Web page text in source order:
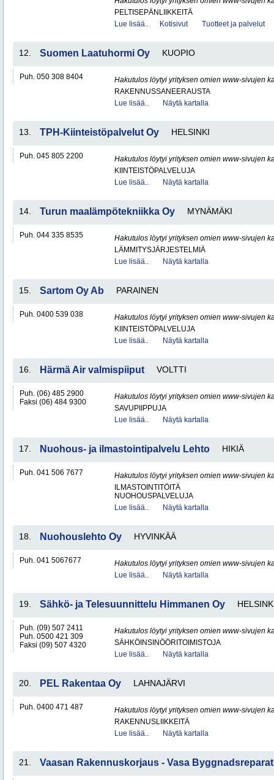
PELTISEPÄNLIIKKEITÄ
Lue lisää..
Kotisivut Tuotteet ja palvelut
12. Suomen Laatuhormi Oy KUOPIO
Puh. 050 308 8404
Hakutulos löytyi yrityksen omien www-sivujen
RAKENNUSSANEERAUSTA
Lue lisää..
Näytä kartalla
13. TPH-Kiinteistöpalvelut Oy HELSINKI
Puh. 045 805 2200
Hakutulos löytyi yrityksen omien www-sivujen
KIINTEISTÖPALVELUJA
Lue lisää..
Näytä kartalla
14. Turun maalämpötekniikka Oy MYNÄMÄKI
Puh. 044 335 8535
Hakutulos löytyi yrityksen omien www-sivujen
LÄMMITYSJÄRJESTELMIÄ
Lue lisää..
Näytä kartalla
15. Sartom Oy Ab PARAINEN
Puh. 0400 539 038
Hakutulos löytyi yrityksen omien www-sivujen
KIINTEISTÖPALVELUJA
Lue lisää..
Näytä kartalla
16. Härmä Air valmispiiput VOLTTI
Puh. (06) 485 2900
Faksi (06) 484 9300
Hakutulos löytyi yrityksen omien www-sivujen
SAVUPIIPPUJA
Lue lisää..
Näytä kartalla
17. Nuohous- ja ilmastointipalvelu Lehto HIKIÄ
Puh. 041 506 7677
Hakutulos löytyi yrityksen omien www-sivujen
ILMASTOINTITÖITÄ
NUOHOUSPALVELUJA
Lue lisää..
Näytä kartalla
18. Nuohouslehto Oy HYVINKÄÄ
Puh. 041 5067677
Hakutulos löytyi yrityksen omien www-sivujen
Lue lisää..
Näytä kartalla
19. Sähkö- ja Telesuunnittelu Himmanen Oy
Puh. (09) 507 2411
Puh. 0500 421 309
Faksi (09) 507 4320
Hakutulos löytyi yrityksen omien www-sivujen
SÄHKÖINSINÖÖRITOIMISTOJA
Lue lisää..
Näytä kartalla
20. PEL Rakentaa Oy LAHNAJÄRVI
Puh. 0400 471 487
Hakutulos löytyi yrityksen omien www-sivujen
RAKENNUSLIIKKEITÄ
Lue lisää..
Näytä kartalla
21. Vaasan Rakennuskorjaus - Vasa